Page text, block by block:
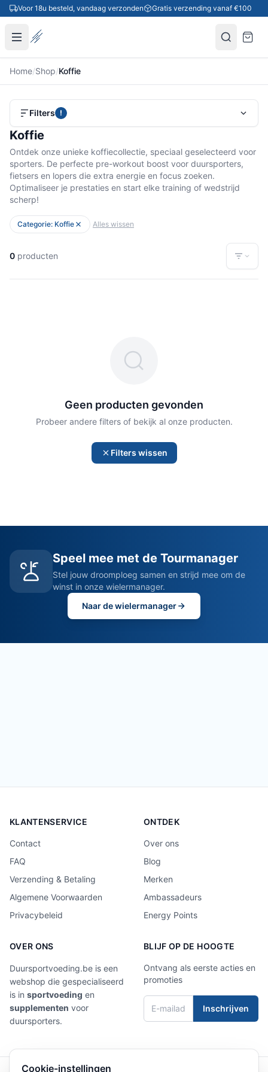
Ga naar inhoud
Voor 18u besteld, vandaag verzonden Gratis verzending vanaf €100
Home/Shop/Koffie
Filters !
Koffie
Ontdek onze unieke koffiecollectie, speciaal geselecteerd voor
sporters. De perfecte pre-workout boost voor duursporters,
fietsers en lopers die extra energie en focus zoeken.
Optimaliseer je prestaties en start elke training of wedstrijd
scherp!
Categorie: Koffie Alles wissen
0 producten
Geen producten gevonden
Probeer andere filters of bekijk al onze producten.
Filters wissen
Speel mee met de Tourmanager
Stel jouw droomploeg samen en strijd mee om de
winst in onze wielermanager.
Naar de wielermanager
KLANTENSERVICE
Contact
FAQ
Verzending & Betaling
Algemene Voorwaarden
Privacybeleid
ONTDEK
Over ons
Blog
Merken
Ambassadeurs
Energy Points
OVER ONS
Duursportvoeding.be is een
webshop die gespecialiseerd
is in sportvoeding en
supplementen voor
duursporters.
BLIJF OP DE HOOGTE
Ontvang als eerste acties en
promoties
Inschrijven
Cookie-instellingen